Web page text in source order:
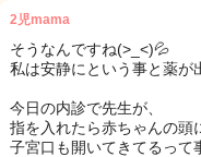
2児mama
そうなんですね(>_<)💦
私は安静にという事と薬が
今日の内診で先生が、
指を入れたら赤ちゃんの頭
子宮口も開いてきてるって